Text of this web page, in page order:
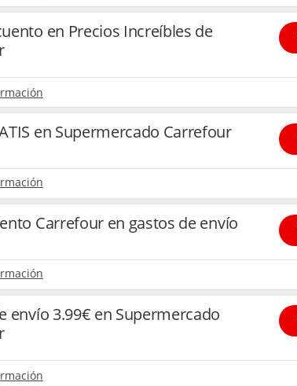
en Precios Increíbles de
en Supermercado Carrefour
Carrefour en gastos de envío
envío 3.99€ en Supermercado